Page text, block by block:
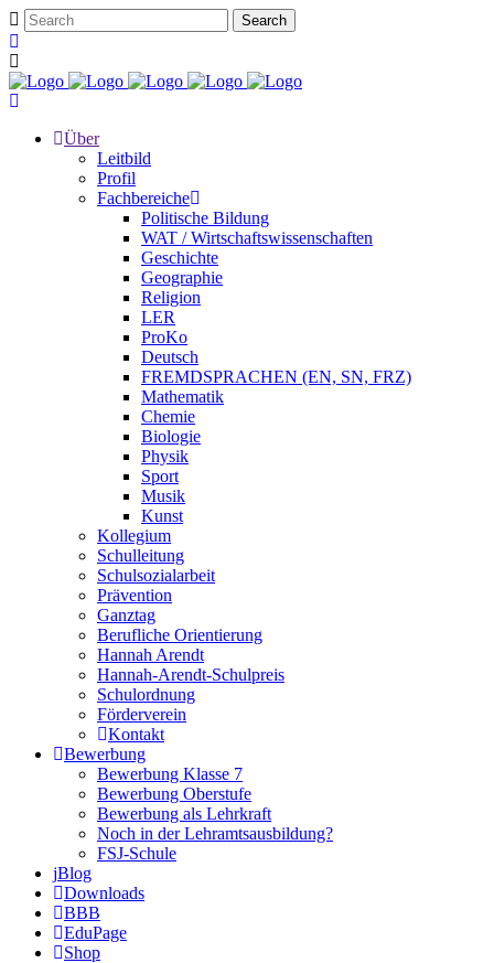
Über
Leitbild
Profil
Fachbereiche
Politische Bildung
WAT / Wirtschaftswissenschaften
Geschichte
Geographie
Religion
LER
ProKo
Deutsch
FREMDSPRACHEN (EN, SN, FRZ)
Mathematik
Chemie
Biologie
Physik
Sport
Musik
Kunst
Kollegium
Schulleitung
Schulsozialarbeit
Prävention
Ganztag
Berufliche Orientierung
Hannah Arendt
Hannah-Arendt-Schulpreis
Schulordnung
Förderverein
Kontakt
Bewerbung
Bewerbung Klasse 7
Bewerbung Oberstufe
Bewerbung als Lehrkraft
Noch in der Lehramtsausbildung?
FSJ-Schule
Blog
Downloads
BBB
EduPage
Shop